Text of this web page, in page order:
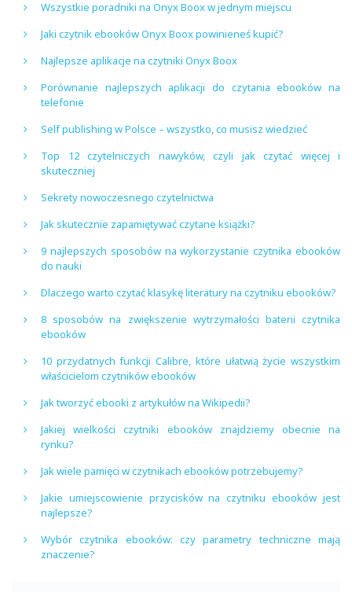
Wszystkie poradniki na Onyx Boox w jednym miejscu
Jaki czytnik ebooków Onyx Boox powinieneś kupić?
Najlepsze aplikacje na czytniki Onyx Boox
Porównanie najlepszych aplikacji do czytania ebooków na
telefonie
Self publishing w Polsce – wszystko, co musisz wiedzieć
Top 12 czytelniczych nawyków, czyli jak czytać więcej i
skuteczniej
Sekrety nowoczesnego czytelnictwa
Jak skutecznie zapamiętywać czytane książki?
9 najlepszych sposobów na wykorzystanie czytnika ebooków
do nauki
Dlaczego warto czytać klasykę literatury na czytniku ebooków?
8 sposobów na zwiększenie wytrzymałości baterii czytnika
ebooków
10 przydatnych funkcji Calibre, które ułatwią życie wszystkim
właścicielom czytników ebooków
Jak tworzyć ebooki z artykułów na Wikipedii?
Jakiej wielkości czytniki ebooków znajdziemy obecnie na
rynku?
Jak wiele pamięci w czytnikach ebooków potrzebujemy?
Jakie umiejscowienie przycisków na czytniku ebooków jest
najlepsze?
Wybór czytnika ebooków: czy parametry techniczne mają
znaczenie?